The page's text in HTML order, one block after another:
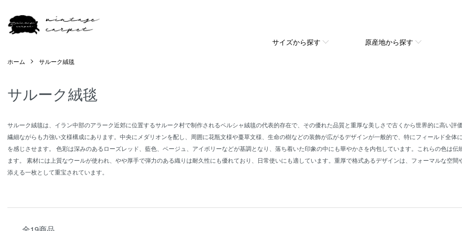
サイズから探す 原産地から探す
ホーム サルーク絨毯
サルーク絨毯
サルーク絨毯は、イラン中部のアラーク近郊に位置するサルーク村で制作されるペルシャ絨毯の代表的存在で、その優れた品質と重厚な美しさで古くから世界的に高い
繊細ながらも力強い文様構成にあります。中央にメダリオンを配し、周囲に花瓶文様や蔓草文様、生命の樹などの装飾が広がるデザインが一般的で、特にフィールド全
を感じさせます。 色彩は深みのあるローズレッド、藍色、ベージュ、アイボリーなどが基調となり、落ち着いた印象の中にも華やかさを内包しています。これらの色は
ます。 素材には上質なウールが使われ、やや厚手で弾力のある織りは耐久性にも優れており、日常使いにも適しています。重厚で格式あるデザインは、フォーマルな空
添える一枚として重宝されています。